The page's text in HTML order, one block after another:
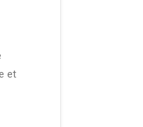
et